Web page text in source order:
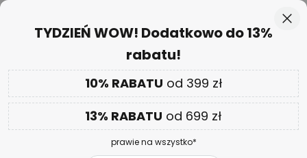
Przejdź
01 D 04 G 59 M 28 S
DODATKOWOnawet do 13% RABATU!
Kod:TYDZIEN kopiuj
TYDZIEŃ WOW| do -70%
Oświetlenie wewnętrzne w stylu antycznym
TYDZIEŃ WOW! Dodatkowo do 13%
rabatu!
10% RABATU od 399 zł
13% RABATU od 699 zł
prawie na wszystko*